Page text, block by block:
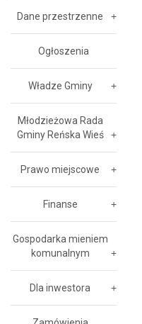
Dane przestrzenne
Ogłoszenia
Władze Gminy
Młodzieżowa Rada
Gminy Reńska Wieś
Prawo miejscowe
Finanse
Gospodarka mieniem
komunalnym
Dla inwestora